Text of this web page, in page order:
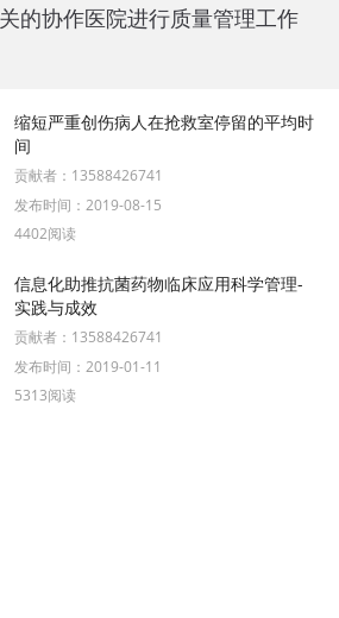
的协作医院进行质量管理工作
缩短严重创伤病人在抢救室停留的平均时
间
贡献者： 13588426741
发布时间： 2019-08-15
4402阅读
信息化助推抗菌药物临床应用科学管理-
实践与成效
贡献者： 13588426741
发布时间： 2019-01-11
5313阅读